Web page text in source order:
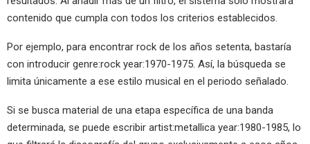
contenido que cumpla con todos los criterios establecidos.
Por ejemplo, para encontrar rock de los años setenta, bastaría
con introducir genre:rock year:1970-1975. Así, la búsqueda se
limita únicamente a ese estilo musical en el periodo señalado.
Si se busca material de una etapa específica de una banda
determinada, se puede escribir artist:metallica year:1980-1985, lo